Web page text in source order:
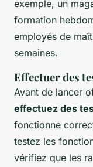
exemple, un
formation
employés de
semaines.
Effectuer des
Avant de lancer
effectuez des
fonctionne
testez les
vérifiez que les